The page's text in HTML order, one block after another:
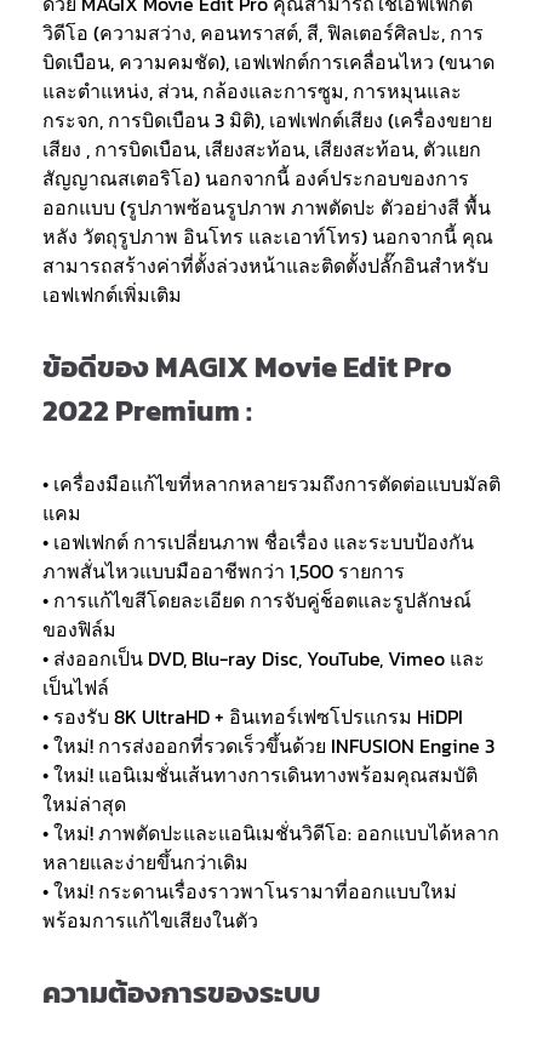
วิดีโอ (ความสว่าง, คอนทราสต์, สี, ฟิลเตอร์ศิลปะ, การ
บิดเบือน, ความคมชัด), เอฟเฟกต์การเคลื่อนไหว (ขนาด
และตำแหน่ง, ส่วน, กล้องและการซูม, การหมุนและ
กระจก, การบิดเบือน 3 มิติ), เอฟเฟกต์เสียง (เครื่องขยาย
เสียง , การบิดเบือน, เสียงสะท้อน, เสียงสะท้อน, ตัวแยก
สัญญาณสเตอริโอ) นอกจากนี้ องค์ประกอบของการ
ออกแบบ (รูปภาพซ้อนรูปภาพ ภาพตัดปะ ตัวอย่างสี พื้น
หลัง วัตถุรูปภาพ อินโทร และเอาท์โทร) นอกจากนี้ คุณ
สามารถสร้างค่าที่ตั้งล่วงหน้าและติดตั้งปลั๊กอินสำหรับ
เอฟเฟกต์เพิ่มเติม
ข้อดีของ MAGIX Movie Edit Pro
2022 Premium :
• เครื่องมือแก้ไขที่หลากหลายรวมถึงการตัดต่อแบบมัลติ
แคม
• เอฟเฟกต์ การเปลี่ยนภาพ ชื่อเรื่อง และระบบป้องกัน
ภาพสั่นไหวแบบมืออาชีพกว่า 1,500 รายการ
• การแก้ไขสีโดยละเอียด การจับคู่ช็อตและรูปลักษณ์
ของฟิล์ม
• ส่งออกเป็น DVD, Blu-ray Disc, YouTube, Vimeo และ
เป็นไฟล์
• รองรับ 8K UltraHD + อินเทอร์เฟซโปรแกรม HiDPI
• ใหม่! การส่งออกที่รวดเร็วขึ้นด้วย INFUSION Engine 3
• ใหม่! แอนิเมชั่นเส้นทางการเดินทางพร้อมคุณสมบัติ
ใหม่ล่าสุด
• ใหม่! ภาพตัดปะและแอนิเมชั่นวิดีโอ: ออกแบบได้หลาก
หลายและง่ายขึ้นกว่าเดิม
• ใหม่! กระดานเรื่องราวพาโนรามาที่ออกแบบใหม่
พร้อมการแก้ไขเสียงในตัว
ความต้องการของระบบ